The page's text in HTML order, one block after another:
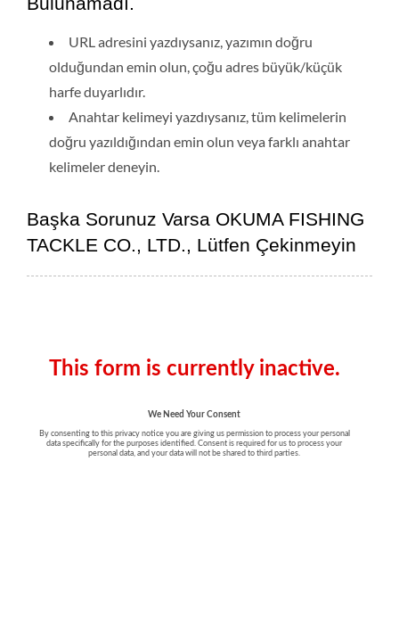
URL adresini yazdıysanız, yazımın doğru
olduğundan emin olun, çoğu adres büyük/küçük
harfe duyarlıdır.
Anahtar kelimeyi yazdıysanız, tüm kelimelerin
doğru yazıldığından emin olun veya farklı anahtar
kelimeler deneyin.
Başka Sorunuz Varsa OKUMA FISHING
TACKLE CO., LTD., Lütfen Çekinmeyin